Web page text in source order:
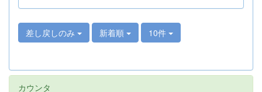
差し戻しのみ 新着順 10件
カウンタ